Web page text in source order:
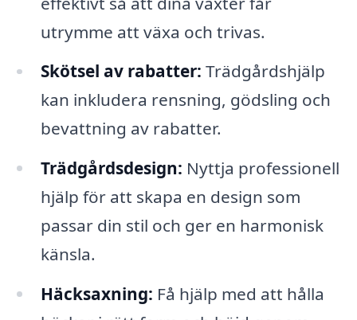
utrymme att växa och trivas.
Skötsel av rabatter: Trädgårdshjälp
kan inkludera rensning, gödsling och
bevattning av rabatter.
Trädgårdsdesign: Nyttja professionell
hjälp för att skapa en design som
passar din stil och ger en harmonisk
känsla.
Häcksaxning: Få hjälp med att hålla